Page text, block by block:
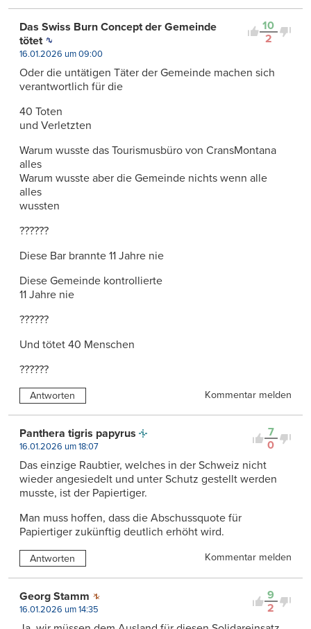
10
2
Das Swiss Burn Concept der Gemeinde
tötet
16.01.2026 um 09:00
Oder die untätigen Täter der Gemeinde machen sich
verantwortlich für die
40 Toten
und Verletzten
Warum wusste das Tourismusbüro von CransMontana
alles
Warum wusste aber die Gemeinde nichts wenn alle
alles
wussten
??????
Diese Bar brannte 11 Jahre nie
Diese Gemeinde kontrollierte
11 Jahre nie
??????
Und tötet 40 Menschen
??????
Antworten Kommentar melden
7
0
Panthera tigris papyrus
16.01.2026 um 18:07
Das einzige Raubtier, welches in der Schweiz nicht
wieder angesiedelt und unter Schutz gestellt werden
musste, ist der Papiertiger.
Man muss hoffen, dass die Abschussquote für
Papiertiger zukünftig deutlich erhöht wird.
Antworten Kommentar melden
9
2
Georg Stamm
16.01.2026 um 14:35